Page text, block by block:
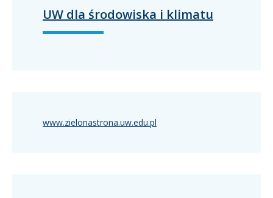
UW dla środowiska i klimatu
www.zielonastrona.uw.edu.pl